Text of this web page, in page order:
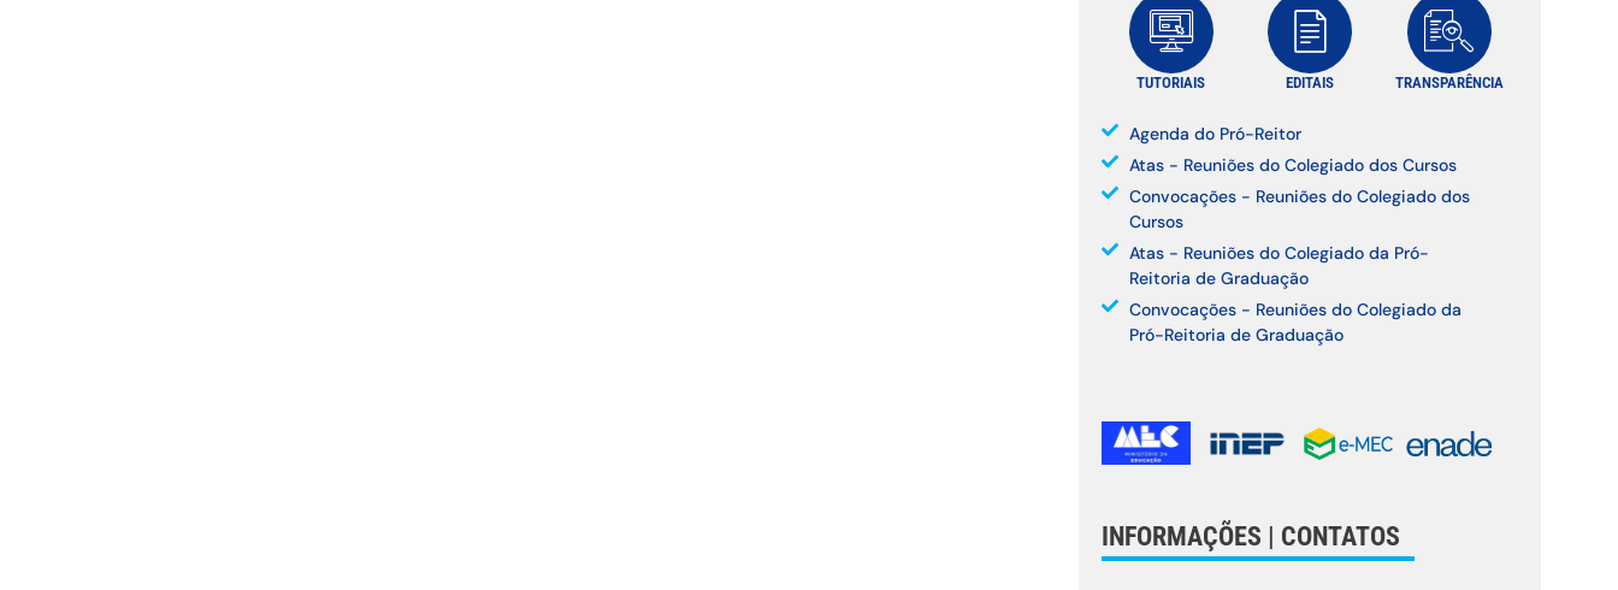
TUTORIAIS EDITAIS TRANSPARÊNCIA
Agenda do Pró-Reitor
Atas - Reuniões do Colegiado dos Cursos
Convocações - Reuniões do Colegiado dos
Cursos
Atas - Reuniões do Colegiado da Pró-
Reitoria de Graduação
Convocações - Reuniões do Colegiado da
Pró-Reitoria de Graduação
INFORMAÇÕES | CONTATOS